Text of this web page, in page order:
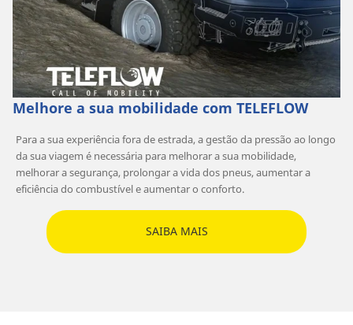
Melhore a sua mobilidade com TELEFLOW
Para a sua experiência fora de estrada, a gestão da pressão ao longo
da sua viagem é necessária para melhorar a sua mobilidade,
melhorar a segurança, prolongar a vida dos pneus, aumentar a
eficiência do combustível e aumentar o conforto.
SAIBA MAIS